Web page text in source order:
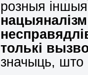
розныя
толькі
значыць,